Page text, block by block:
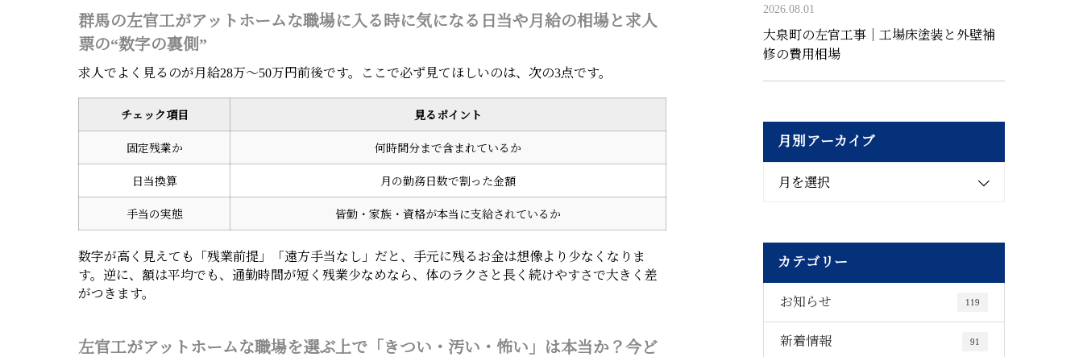
群馬の左官工がアットホームな職場に入る時に気になる日当や月給の相場と求人
票の“数字の裏側”
求人でよく見るのが月給28万〜50万円前後です。ここで必ず見てほしいのは、次の3点です。
チェック項目 見るポイント
固定残業か 何時間分まで含まれているか
日当換算 月の勤務日数で割った金額
手当の実態 皆勤・家族・資格が本当に支給されているか
数字が高く見えても「残業前提」「遠方手当なし」だと、手元に残るお金は想像より少なくなりま
す。逆に、額は平均でも、通勤時間が短く残業少なめなら、体のラクさと長く続けやすさで大きく差
がつきます。
左官工がアットホームな職場を選ぶ上で「きつい・汚い・怖い」は本当か？今ど
2026.08.01
大泉町の左官工事｜工場床塗装と外壁補
修の費用相場
月別アーカイブ
月を選択
カテゴリー
お知らせ 119
新着情報 91